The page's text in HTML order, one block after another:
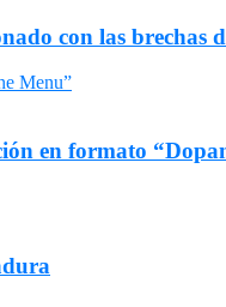
con las brechas
en formato